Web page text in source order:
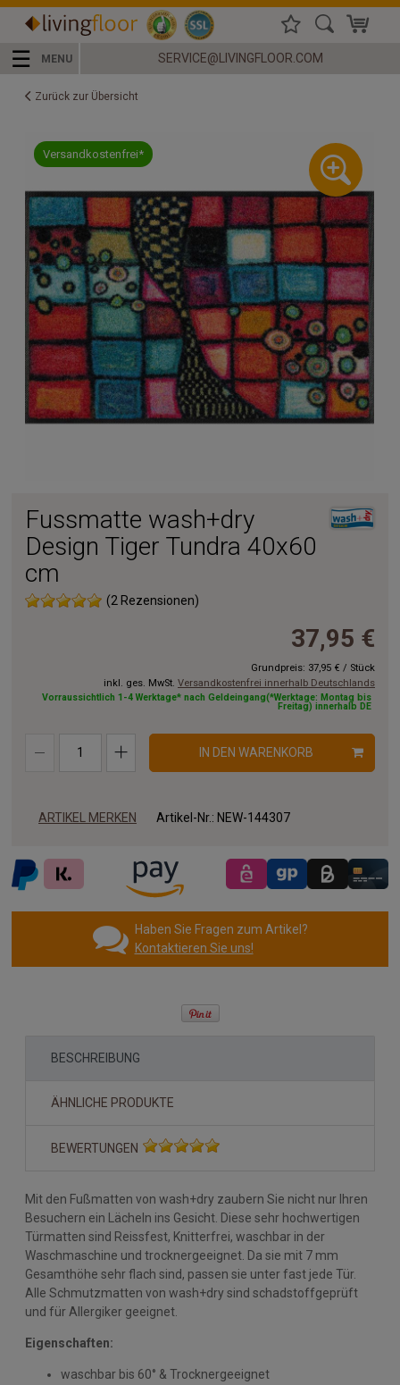
☰ MENU SERVICE@LIVINGFLOOR.COM
Zurück zur Übersicht
Versandkostenfrei*
Fussmatte wash+dry
Design Tiger Tundra 40x60
cm
(2 Rezensionen)
37,95 €
Grundpreis: 37,95 € / Stück
inkl. ges. MwSt. Versandkostenfrei innerhalb Deutschlands
Vorraussichtlich 1-4 Werktage* nach Geldeingang(*Werktage: Montag bis
Freitag) innerhalb DE
IN DEN WARENKORB
ARTIKEL MERKEN Artikel-Nr.: NEW-144307
Haben Sie Fragen zum Artikel?
Kontaktieren Sie uns!
BESCHREIBUNG
ÄHNLICHE PRODUKTE
BEWERTUNGEN
Mit den Fußmatten von wash+dry zaubern Sie nicht nur Ihren
Besuchern ein Lächeln ins Gesicht. Diese sehr hochwertigen
Türmatten sind Reissfest, Knitterfrei, waschbar in der
Waschmaschine und trocknergeeignet. Da sie mit 7 mm
Gesamthöhe sehr flach sind, passen sie unter fast jede Tür.
Alle Schmutzmatten von wash+dry sind schadstoffgeprüft
und für Allergiker geeignet.
Eigenschaften:
waschbar bis 60° & Trocknergeeignet